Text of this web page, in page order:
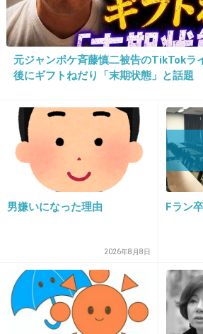
28. 匿名2014/10/10(金) 10:18:07
手越ってよく撮られるよね～
29. 匿名 2014/10/10(金) 10:18:26
なんか元彼と感じ似てるな。
2014/10/10(金) 10:18:30
意外と似合ってない？
出典：livedoor.blogimg.jp
元ジャンポケ斉藤慎二被告のTikTokラ
後にギフトねだり「末期状態」と話題
男嫌いになった理由
2026年8月8日
Fラン